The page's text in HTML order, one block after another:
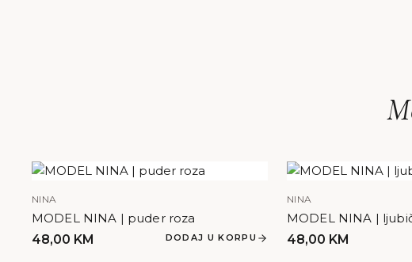
NINA
MODEL NINA | puder roza
48,00 KM DODAJ U KORPU
NINA
MODEL NINA |
48,00 KM